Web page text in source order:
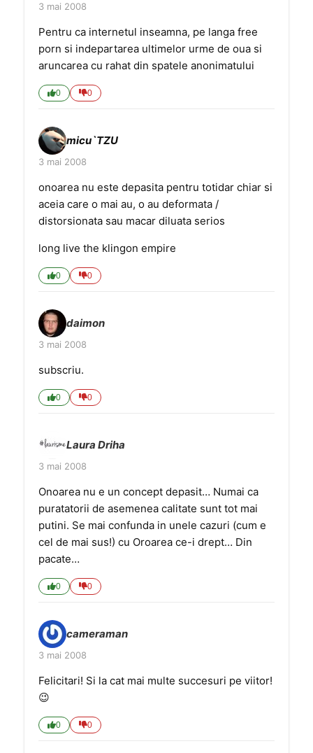
3 mai 2008
Pentru ca internetul inseamna, pe langa free
porn si indepartarea ultimelor urme de oua si
aruncarea cu rahat din spatele anonimatului
0 0
micu`TZU
3 mai 2008
onoarea nu este depasita pentru totidar chiar si
aceia care o mai au, o au deformata /
distorsionata sau macar diluata serios
long live the klingon empire
0 0
daimon
3 mai 2008
subscriu.
0 0
Laura Driha
3 mai 2008
Onoarea nu e un concept depasit… Numai ca
puratatorii de asemenea calitate sunt tot mai
putini. Se mai confunda in unele cazuri (cum e
cel de mai sus!) cu Oroarea ce-i drept… Din
pacate…
0 0
cameraman
3 mai 2008
Felicitari! Si la cat mai multe succesuri pe viitor!
😉
0 0